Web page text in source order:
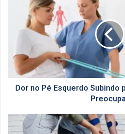
Esquerdo
Perna:
se
Preocupar
Dor no Pé Esquerdo Subindo
Cirurgia
do